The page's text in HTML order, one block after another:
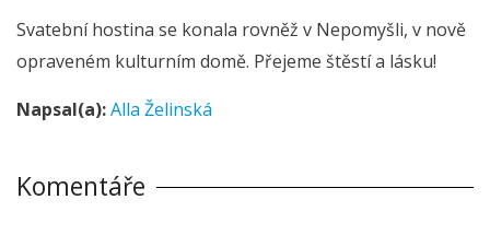
Svatební hostina se konala rovněž v Nepomyšli, v nově
opraveném kulturním domě. Přejeme štěstí a lásku!
Napsal(a):Alla Želinská
Komentáře